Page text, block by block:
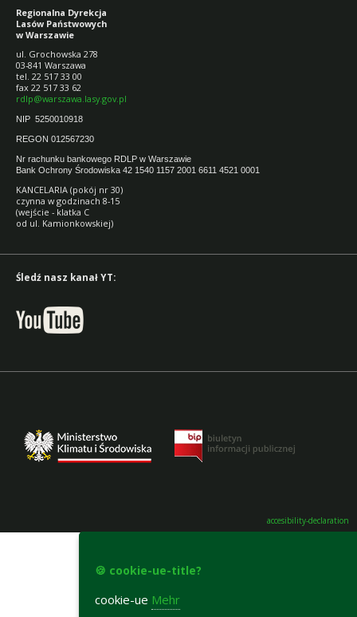
Regionalna Dyrekcja
Lasów Państwowych
w Warszawie
ul. Grochowska 278
03-841 Warszawa
tel. 22 517 33 00
fax 22 517 33 62
rdlp@warszawa.lasy.gov.pl
NIP 5250010918
REGON 012567230
Nr rachunku bankowego RDLP w Warszawie
Bank Ochrony Środowiska 42 1540 1157 2001 6611 4521 0001
KANCELARIA (pokój nr 30)
czynna w godzinach 8-15
(wejście - klatka C
od ul. Kamionkowskiej)
Śledź nasz kanał YT:
accesibility-declaration
🍪 cookie-ue-title?
cookie-ue Mehr